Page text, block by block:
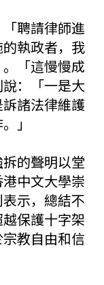
聘請律師進
執政者，我
「這慢慢成
：「一是大
諸法律維護
」
的聲明以堂
中文大學崇
示，總結不
保護十字架
教自由和信